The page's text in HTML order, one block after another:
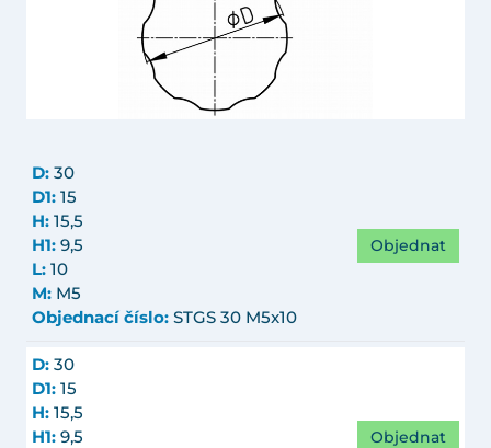
D: 30
D1: 15
H: 15,5
H1: 9,5
L: 10
M: M5
Objednací číslo: STGS 30 M5x10
Objednat
D: 30
D1: 15
H: 15,5
H1: 9,5
Objednat